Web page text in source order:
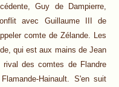
Guy de Dampierre,
avec Guillaume III de
comte de Zélande. Les
qui est aux mains de Jean
des comtes de Flandre
Hainault. S'en suit